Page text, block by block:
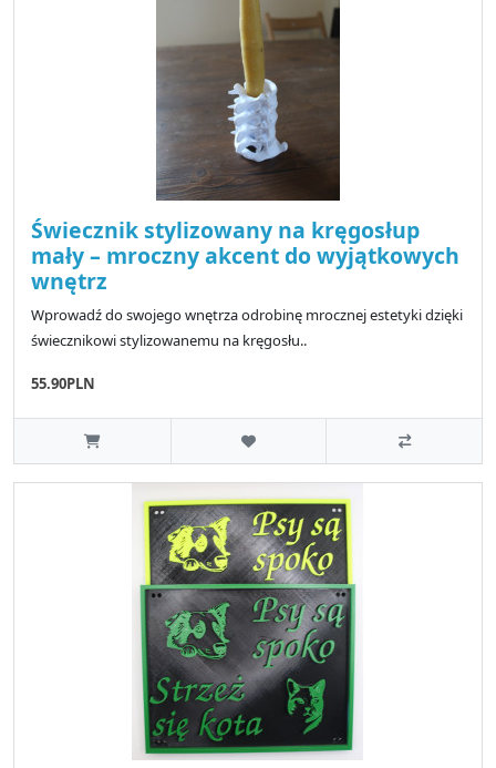
Świecznik stylizowany na kręgosłup
mały – mroczny akcent do wyjątkowych
wnętrz
Wprowadź do swojego wnętrza odrobinę mrocznej estetyki dzięki
świecznikowi stylizowanemu na kręgosłu..
55.90PLN